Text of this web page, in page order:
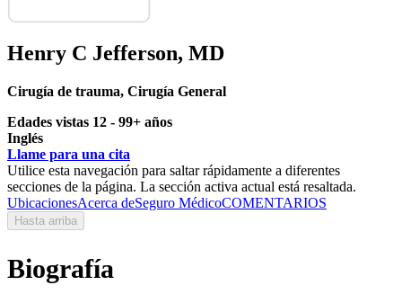
Henry C Jefferson, MD
Cirugía de trauma, Cirugía General
Edades vistas 12 - 99+ años
Inglés
Llame para una cita
Utilice esta navegación para saltar rápidamente a diferentes
secciones de la página. La sección activa actual está resaltada.
UbicacionesAcerca deSeguro MédicoCOMENTARIOS
Hasta arriba
Biografía